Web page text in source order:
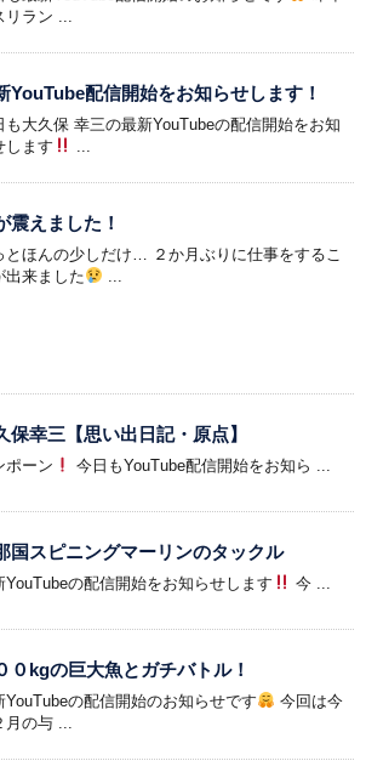
リラン ...
YouTube配信開始をお知らせします！
も大久保 幸三の最新YouTubeの配信開始をお知
します
震えました！
とほんの少しだけ… ２か月ぶりに仕事をするこ
出来ました
保幸三【思い出日記・原点】
ポーン 今日もYouTube配信開始をお知ら ...
国スピニングマーリンのタックル
YouTubeの配信開始をお知らせします 今 ...
０kgの巨大魚とガチバトル！
YouTubeの配信開始のお知らせです
今回は今
月の与 ...